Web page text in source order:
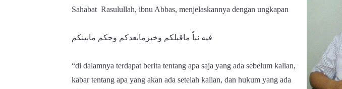
Sahabat Rasulullah, ibnu Abbas, menjelaskannya dengan ungkapan
فيه نباٗ ماقبلکم وخبرمابعدکم وحکم مابينکم
“di dalamnya terdapat berita tentang apa saja yang ada sebelum kalian,
kabar tentang apa yang akan ada setelah kalian, dan hukum yang ada